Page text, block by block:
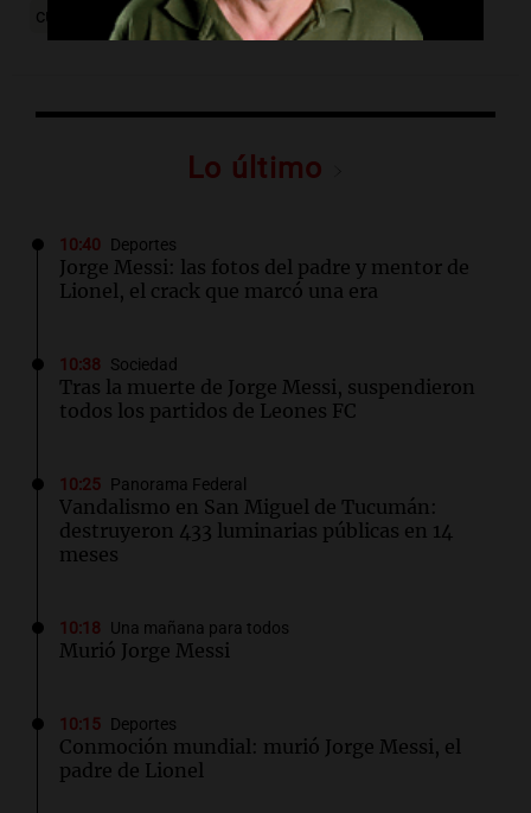
cultura colombiana
Lo último
10:40 Deportes
Jorge Messi: las fotos del padre y mentor de
Lionel, el crack que marcó una era
10:38 Sociedad
Tras la muerte de Jorge Messi, suspendieron
todos los partidos de Leones FC
10:25 Panorama Federal
Vandalismo en San Miguel de Tucumán:
destruyeron 433 luminarias públicas en 14
meses
10:18 Una mañana para todos
Murió Jorge Messi
10:15 Deportes
Conmoción mundial: murió Jorge Messi, el
padre de Lionel